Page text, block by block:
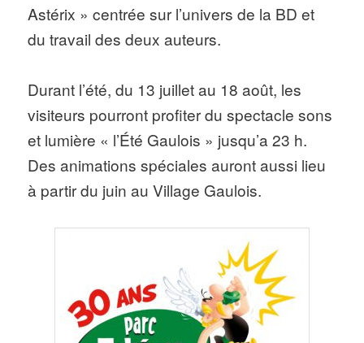
Astérix » centrée sur l’univers de la BD et
du travail des deux auteurs.
Durant l’été, du 13 juillet au 18 août, les
visiteurs pourront profiter du spectacle sons
et lumière « l’Été Gaulois » jusqu’a 23 h.
Des animations spéciales auront aussi lieu
à partir du juin au Village Gaulois.